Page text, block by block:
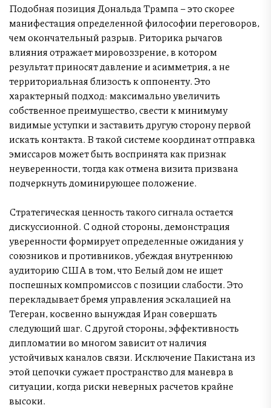
Подобная позиция Дональда Трампа – это скорее
манифестация определенной философии переговоров,
чем окончательный разрыв. Риторика рычагов
влияния отражает мировоззрение, в котором
результат приносят давление и асимметрия, а не
территориальная близость к оппоненту. Это
характерный подход: максимально увеличить
собственное преимущество, свести к минимуму
видимые уступки и заставить другую сторону первой
искать контакта. В такой системе координат отправка
эмиссаров может быть воспринята как признак
неуверенности, тогда как отмена визита призвана
подчеркнуть доминирующее положение.
Стратегическая ценность такого сигнала остается
дискуссионной. С одной стороны, демонстрация
уверенности формирует определенные ожидания у
союзников и противников, убеждая внутреннюю
аудиторию США в том, что Белый дом не ищет
поспешных компромиссов с позиции слабости. Это
перекладывает бремя управления эскалацией на
Тегеран, косвенно вынуждая Иран совершать
следующий шаг. С другой стороны, эффективность
дипломатии во многом зависит от наличия
устойчивых каналов связи. Исключение Пакистана из
этой цепочки сужает пространство для маневра в
ситуации, когда риски неверных расчетов крайне
высоки.